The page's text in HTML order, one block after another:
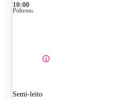
10:00
Poltrona
Semi-leito